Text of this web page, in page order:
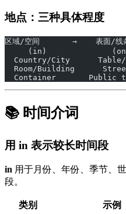
地点：三种具体程度
区域/空间       →    表面/
(in)
Country/City
Room/Building
Container       Public
📚 时间介词
用 in 表示较长时间段
in 用于月份、年份、季节、
段。
类别 示例